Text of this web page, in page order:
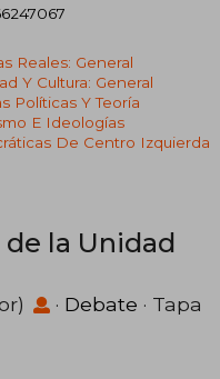
Reales: General
Y Cultura: General
Políticas Y Teoría
E Ideologías
De Centro Izquierda
la Unidad
· Debate · Tapa